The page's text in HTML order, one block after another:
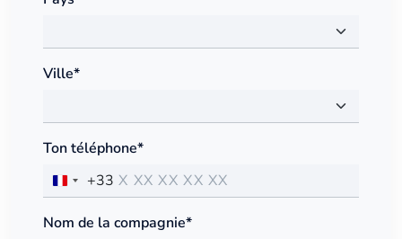
Ville*
Ton téléphone*
+33
Nom de la compagnie*